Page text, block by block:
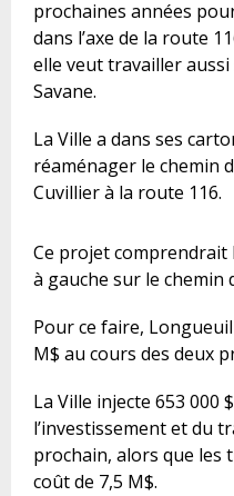
prochaines années
dans l’axe de la route
elle veut travailler aussi
Savane.
La Ville a dans ses
réaménager le chemin
Cuvillier à la route 116.
Ce projet comprendrait
à gauche sur le chemin
Pour ce faire,
M$ au cours des deux
La Ville injecte 653 000
l’investissement et du
prochain, alors que les
coût de 7,5 M$.